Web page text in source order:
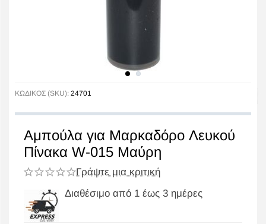
ΚΩΔΙΚΟΣ (SKU): 24701
Αμπούλα για Μαρκαδόρο Λευκού
Πίνακα W-015 Μαύρη
Γράψτε μια κριτική
Διαθέσιμο από 1 έως 3 ημέρες